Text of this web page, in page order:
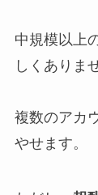
中規模以上
しくありま
複数のアカ
やせます。